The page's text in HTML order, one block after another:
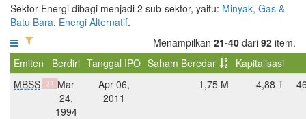
Sektor Energi dibagi menjadi 2 sub-sektor, yaitu: Minyak, Gas &
Batu Bara, Energi Alternatif.
Menampilkan 21-40 dari 92 item.
Emiten
Berdiri Tanggal IPO Saham Beredar
Kapitalisasi
MBSS
Q1
Mar
24,
1994
Apr 06,
2011
1,75 M 4,88 T